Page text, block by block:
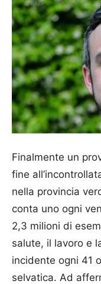
Finalmente un
fine
nella provincia
conta uno ogni
2,3 milioni di
salute, il lavoro e
incidente ogni 41
selvatica. Ad